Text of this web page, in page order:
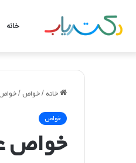
خانه
خانه /خواص/
خواص
خواص